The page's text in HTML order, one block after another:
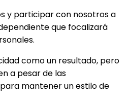
y participar con nosotros a
que focalizará
como un resultado, pero
a pesar de las
mantener un estilo de